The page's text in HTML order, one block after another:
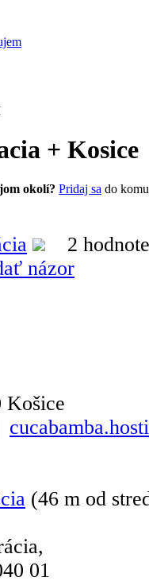
+ Kosice
okolí? Pridaj sa do
2
názor
Košice
(46 m od